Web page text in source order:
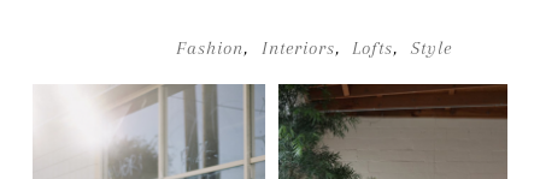
Fashion, Interiors,Lofts,Style